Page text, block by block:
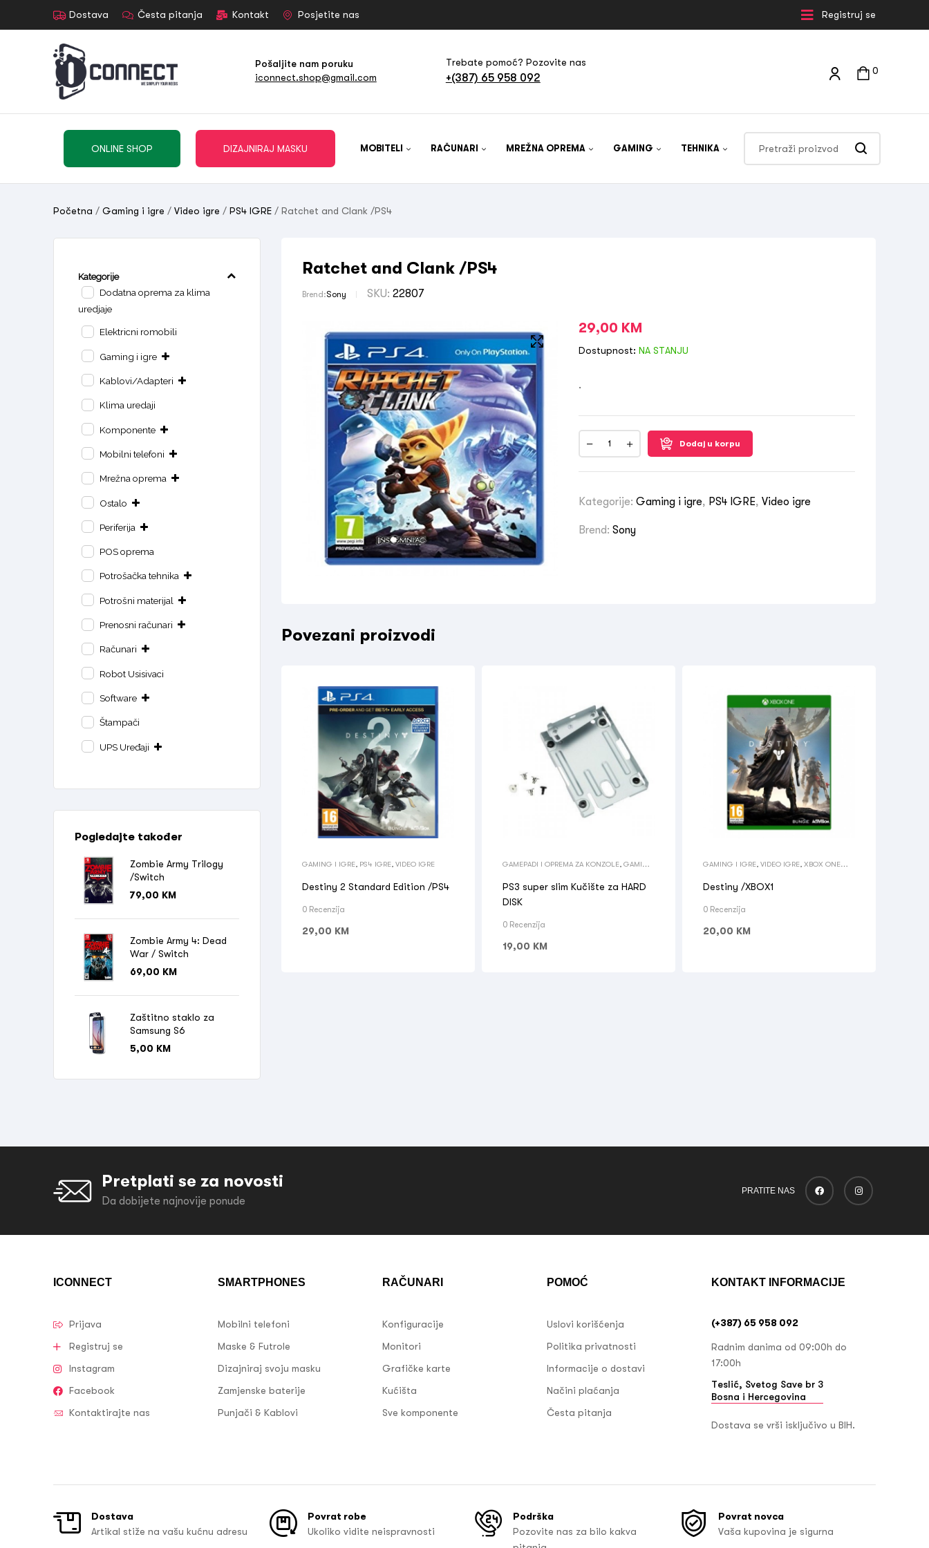
Dostava Česta pitanja Kontakt Posjetite nas Registruj se
Pošaljite nam poruku
iconnect.shop@gmail.com
Trebate pomoć? Pozovite nas
+(387) 65 958 092
0
ONLINE SHOP DIZAJNIRAJ MASKU MOBITELI RAČUNARI MREŽNA OPREMA GAMING TEHNIKA
Početna / Gaming i igre / Video igre / PS4 IGRE / Ratchet and Clank /PS4
Ratchet and Clank /PS4
Brend:Sony SKU: 22807
29,00 KM
Dostupnost: NA STANJU
.
Dodaj u korpu
Kategorije: Gaming i igre, PS4 IGRE, Video igre
Brend: Sony
Povezani proizvodi
GAMING I IGRE PS4 IGRE VIDEO IGRE
Destiny 2 Standard Edition /PS4
0 Recenzija
29,00 KM
GAMEPADI I OPREMA ZA KONZOLE, GAMING
PS3 super slim Kučište za HARD
DISK
0 Recenzija
19,00 KM
GAMING I IGRE, VIDEO IGRE, XBOX ONE
Destiny /XBOX1
0 Recenzija
20,00 KM
Kategorije
Dodatna oprema za klima
uredjaje
Elektricni romobili
Gaming i igre
Kablovi/Adapteri
Klima uredaji
Komponente
Mobilni telefoni
Mrežna oprema
Ostalo
Periferija
POS oprema
Potrošačka tehnika
Potrošni materijal
Prenosni računari
Računari
Robot Usisivaci
Software
Štampači
UPS Uređaji
Pogledajte također
Zombie Army Trilogy
/Switch
79,00 KM
Zombie Army 4: Dead
War / Switch
69,00 KM
Zaštitno staklo za
Samsung S6
5,00 KM
Pretplati se za novosti
Da dobijete najnovije ponude
PRATITE NAS
ICONNECT
Prijava
Registruj se
Instagram
Facebook
Kontaktirajte nas
SMARTPHONES
Mobilni telefoni
Maske & Futrole
Dizajniraj svoju masku
Zamjenske baterije
Punjači & Kablovi
RAČUNARI
Konfiguracije
Monitori
Grafičke karte
Kućišta
Sve komponente
POMOĆ
Uslovi korišćenja
Politika privatnosti
Informacije o dostavi
Načini plaćanja
Česta pitanja
KONTAKT INFORMACIJE
(+387) 65 958 092
Radnim danima od 09:00h do
17:00h
Teslić, Svetog Save br 3
Bosna i Hercegovina
Dostava se vrši isključivo u BIH.
Dostava
Artikal stiže na vašu kućnu adresu
Povrat robe
Ukoliko vidite neispravnosti
Podrška
Pozovite nas za bilo kakva
Povrat novca
Vaša kupovina je sigurna